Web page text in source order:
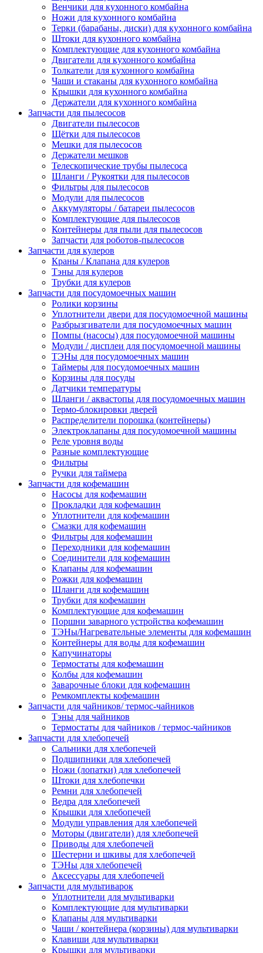
Венчики для кухонного комбайна
Ножи для кухонного комбайна
Терки (барабаны, диски) для кухонного комбайна
Штоки для кухонного комбайна
Комплектующие для кухонного комбайна
Двигатели для кухонного комбайна
Толкатели для кухонного комбайна
Чаши и стаканы для кухонного комбайна
Крышки для кухонного комбайна
Держатели для кухонного комбайна
Запчасти для пылесосов
Двигатели пылесосов
Щётки для пылесосов
Мешки для пылесосов
Держатели мешков
Телескопические трубы пылесоса
Шланги / Рукоятки для пылесосов
Фильтры для пылесосов
Модули для пылесосов
Аккумуляторы / батареи пылесосов
Комплектующие для пылесосов
Контейнеры для пыли для пылесосов
Запчасти для роботов-пылесосов
Запчасти для кулеров
Краны / Клапана для кулеров
Тэны для кулеров
Трубки для кулеров
Запчасти для посудомоечных машин
Ролики корзины
Уплотнители двери для посудомоечной машины
Разбрызгиватели для посудомоечных машин
Помпы (насосы) для посудомоечной машины
Модули / дисплеи для посудомоечной машины
ТЭНы для посудомоечных машин
Таймеры для посудомоечных машин
Корзины для посуды
Датчики температуры
Шланги / аквастопы для посудомоечных машин
Термо-блокировки дверей
Распределители порошка (контейнеры)
Электроклапаны для посудомоечной машины
Реле уровня воды
Разные комплектующие
Фильтры
Ручки для таймера
Запчасти для кофемашин
Насосы для кофемашин
Прокладки для кофемашин
Уплотнители для кофемашин
Смазки для кофемашин
Фильтры для кофемашин
Переходники для кофемашин
Соединители для кофемашин
Клапаны для кофемашин
Рожки для кофемашин
Шланги для кофемашин
Трубки для кофемашин
Комплектующие для кофемашин
Поршни заварного устройства кофемашин
ТЭНы/Нагревательные элементы для кофемашин
Контейнеры для воды для кофемашин
Капучинаторы
Термостаты для кофемашин
Колбы для кофемашин
Заварочные блоки для кофемашин
Ремкомплекты кофемашин
Запчасти для чайников/ термос-чайников
Тэны для чайников
Термостаты для чайников / термос-чайников
Запчасти для хлебопечей
Сальники для хлебопечей
Подшипники для хлебопечей
Ножи (лопатки) для хлебопечей
Штоки для хлебопечки
Ремни для хлебопечей
Ведра для хлебопечей
Крышки для хлебопечей
Модули управления для хлебопечей
Моторы (двигатели) для хлебопечей
Приводы для хлебопечей
Шестерни и шкивы для хлебопечей
ТЭНы для хлебопечей
Аксессуары для хлебопечей
Запчасти для мультиварок
Уплотнители для мультиварки
Комплектующие для мультиварки
Клапаны для мультиварки
Чаши / контейнера (корзины) для мультиварки
Клавиши для мультиварки
Крышки для мультиварки